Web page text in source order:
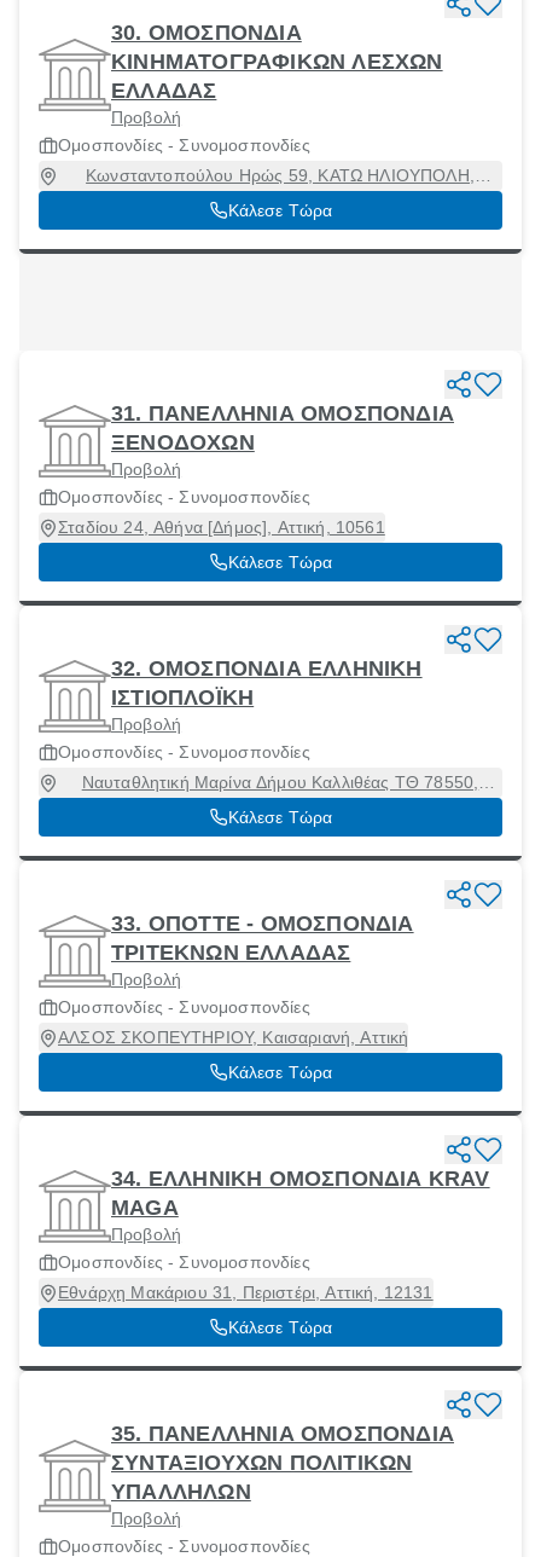
30. ΟΜΟΣΠΟΝΔΙΑ
ΚΙΝΗΜΑΤΟΓΡΑΦΙΚΩΝ ΛΕΣΧΩΝ
ΕΛΛΑΔΑΣ
Προβολή
Ομοσπονδίες - Συνομοσπονδίες
Κωνσταντοπούλου Ηρώς 59, ΚΑΤΩ ΗΛΙΟΥΠΟΛΗ,
Ηλιούπολη, Αττική, 16346
Κάλεσε Τώρα
31. ΠΑΝΕΛΛΗΝΙΑ ΟΜΟΣΠΟΝΔΙΑ
ΞΕΝΟΔΟΧΩΝ
Προβολή
Ομοσπονδίες - Συνομοσπονδίες
Σταδίου 24, Αθήνα [Δήμος], Αττική, 10561
Κάλεσε Τώρα
32. ΟΜΟΣΠΟΝΔΙΑ ΕΛΛΗΝΙΚΗ
ΙΣΤΙΟΠΛΟΪΚΗ
Προβολή
Ομοσπονδίες - Συνομοσπονδίες
Ναυταθλητική Μαρίνα Δήμου Καλλιθέας ΤΘ 78550,
Καλλιθέα, Αττική, 17602
Κάλεσε Τώρα
33. ΟΠΟΤΤΕ - ΟΜΟΣΠΟΝΔΙΑ
ΤΡΙΤΕΚΝΩΝ ΕΛΛΑΔΑΣ
Προβολή
Ομοσπονδίες - Συνομοσπονδίες
ΑΛΣΟΣ ΣΚΟΠΕΥΤΗΡΙΟΥ, Καισαριανή, Αττική
Κάλεσε Τώρα
34. ΕΛΛΗΝΙΚΗ ΟΜΟΣΠΟΝΔΙΑ KRAV
MAGA
Προβολή
Ομοσπονδίες - Συνομοσπονδίες
Εθνάρχη Μακάριου 31, Περιστέρι, Αττική, 12131
Κάλεσε Τώρα
35. ΠΑΝΕΛΛΗΝΙΑ ΟΜΟΣΠΟΝΔΙΑ
ΣΥΝΤΑΞΙΟΥΧΩΝ ΠΟΛΙΤΙΚΩΝ
ΥΠΑΛΛΗΛΩΝ
Προβολή
Ομοσπονδίες - Συνομοσπονδίες